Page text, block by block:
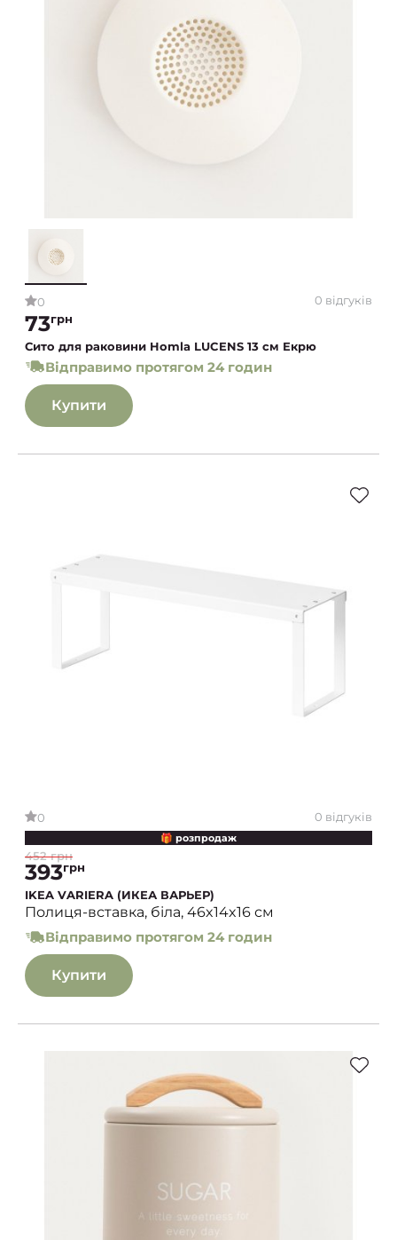
0 0 відгуків
73грн
Сито для раковини Homla LUCENS 13 см Екрю
Відправимо протягом 24 годин
Купити
0 0 відгуків
🎁 розпродаж
452 грн
393грн
IKEA VARIERA (ИКЕА ВАРЬЕР)
Полиця-вставка, біла, 46x14x16 см
Відправимо протягом 24 годин
Купити